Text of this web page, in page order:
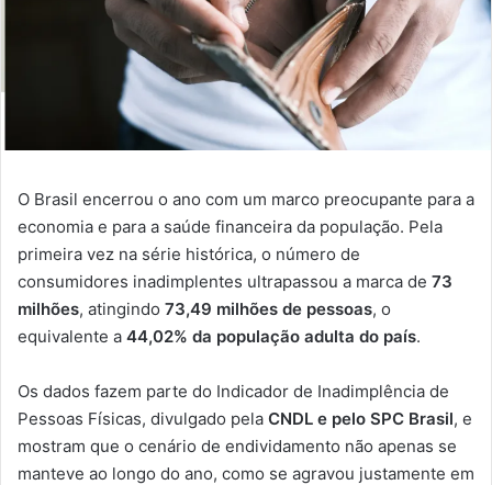
O Brasil encerrou o ano com um marco preocupante para a
economia e para a saúde financeira da população. Pela
primeira vez na série histórica, o número de
consumidores inadimplentes ultrapassou a marca de 73
milhões, atingindo 73,49 milhões de pessoas, o
equivalente a 44,02% da população adulta do país.
Os dados fazem parte do Indicador de Inadimplência de
Pessoas Físicas, divulgado pela CNDL e pelo SPC Brasil, e
mostram que o cenário de endividamento não apenas se
manteve ao longo do ano, como se agravou justamente em